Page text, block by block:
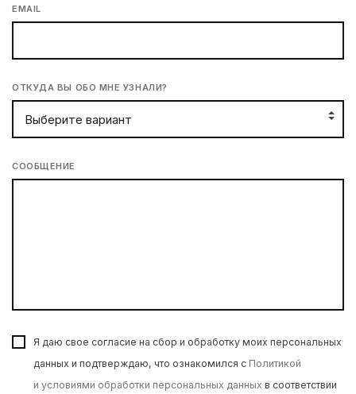
EMAIL
ОТКУДА ВЫ ОБО МНЕ УЗНАЛИ?
СООБЩЕНИЕ
Я даю свое согласие на сбор и обработку моих персональных
данных и подтверждаю, что ознакомился с Политикой
и условиями обработки персональных данных в соответствии